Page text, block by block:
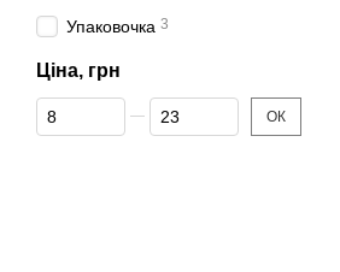
Упаковочка 3
Ціна, грн
Від Ціна, грн
До Ціна, грн ОК